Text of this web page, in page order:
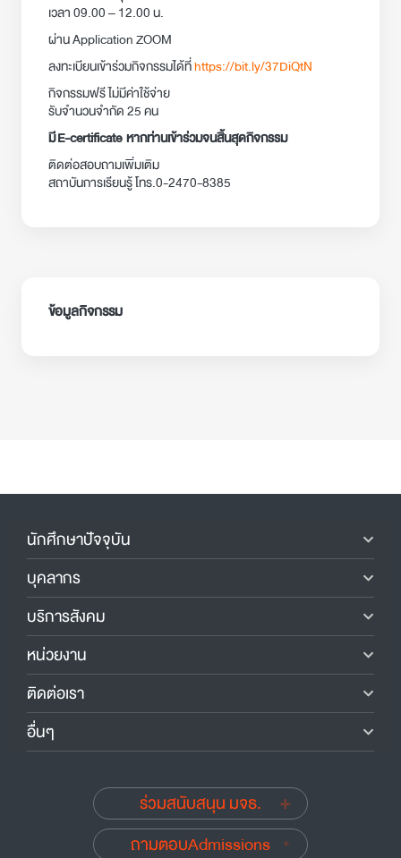
เวลา 09.00 – 12.00 น.
ผ่าน Application ZOOM
ลงทะเบียนเข้าร่วมกิจกรรมได้ที่https://bit.ly/37DiQtN
กิจกรรมฟรี ไม่มีค่าใช้จ่าย
รับจำนวนจำกัด 25 คน
มี E-certificate หากท่านเข้าร่วมจนสิ้นสุดกิจกรรม
ติดต่อสอบถามเพิ่มเติม
สถาบันการเรียนรู้ โทร.0-2470-8385
ข้อมูลกิจกรรม
นักศึกษาปัจจุบัน
บุคลากร
บริการสังคม
หน่วยงาน
ติดต่อเรา
อื่นๆ
ร่วมสนับสนุน มจธ.
ถามตอบAdmissions